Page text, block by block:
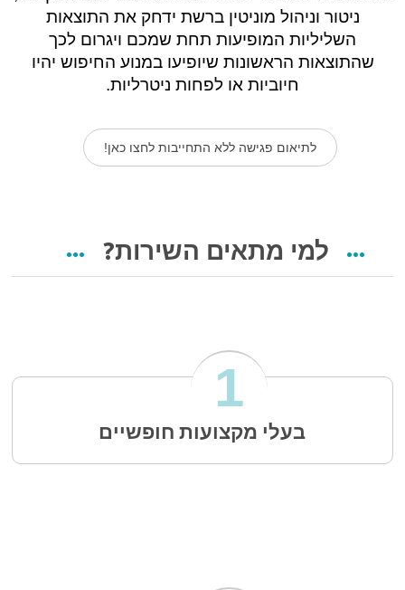
ניטור וניהול מוניטין ברשת ידחק את התוצאות
השליליות המופיעות תחת שמכם ויגרום לכך
שהתוצאות הראשונות שיופיעו במנוע החיפוש יהיו
חיוביות או לפחות ניטרליות.
לתיאום פגישה ללא התחייבות לחצו כאן!
למי מתאים השירות?
1
בעלי מקצועות חופשיים